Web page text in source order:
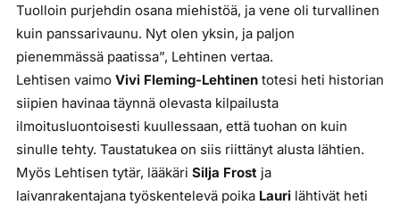
Tuolloin purjehdin osana miehistöä, ja vene oli turvallinen
kuin panssarivaunu. Nyt olen yksin, ja paljon
pienemmässä paatissa”, Lehtinen vertaa.
Lehtisen vaimo Vivi Fleming-Lehtinentotesi heti historian
siipien havinaa täynnä olevasta kilpailusta
ilmoitusluontoisesti kuullessaan, että tuohan on kuin
sinulle tehty. Taustatukea on siis riittänyt alusta lähtien.
Myös Lehtisen tytär, lääkäri Silja Frost ja
laivanrakentajana työskentelevä poika Laurilähtivät heti